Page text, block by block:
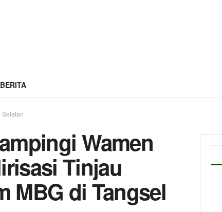
Selatan
Wamen
Tinjau
MBG di Tangsel